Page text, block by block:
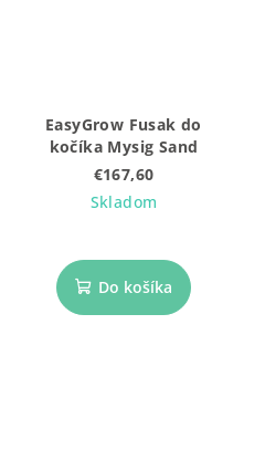
EasyGrow Fusak do
kočíka Mysig Sand
€167,60
Skladom
Do košíka